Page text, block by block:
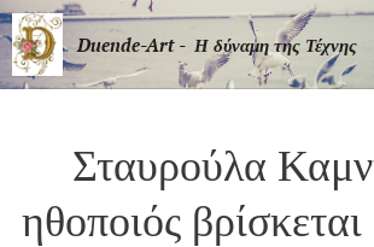
Duende-Art - Η δύναμη της Τέχνης
Σταυρούλα
ηθοποιός